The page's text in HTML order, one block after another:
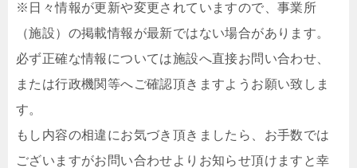
※日々情報が更新や変更されていますので、事業所
（施設）の掲載情報が最新ではない場合があります。
必ず正確な情報については施設へ直接お問い合わせ、
または行政機関等へご確認頂きますようお願い致しま
す。
もし内容の相違にお気づき頂きましたら、お手数では
ございますがお問い合わせよりお知らせ頂けますと幸